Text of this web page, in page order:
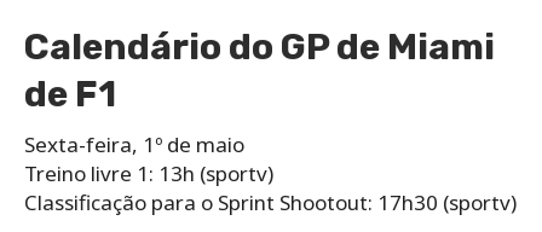
Calendário do GP de Miami
de F1
Sexta-feira, 1º de maio
Treino livre 1: 13h (sportv)
Classificação para o Sprint Shootout: 17h30 (sportv)